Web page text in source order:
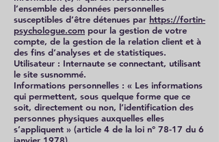
l’ensemble des données personnelles
susceptibles d’être détenues par https://fortin-
psychologue.com pour la gestion de votre
compte, de la gestion de la relation client et à
des fins d’analyses et de statistiques.
Utilisateur : Internaute se connectant, utilisant
le site susnommé.
Informations personnelles : « Les informations
qui permettent, sous quelque forme que ce
soit, directement ou non, l’identification des
personnes physiques auxquelles elles
s’appliquent » (article 4 de la loi n° 78-17 du 6